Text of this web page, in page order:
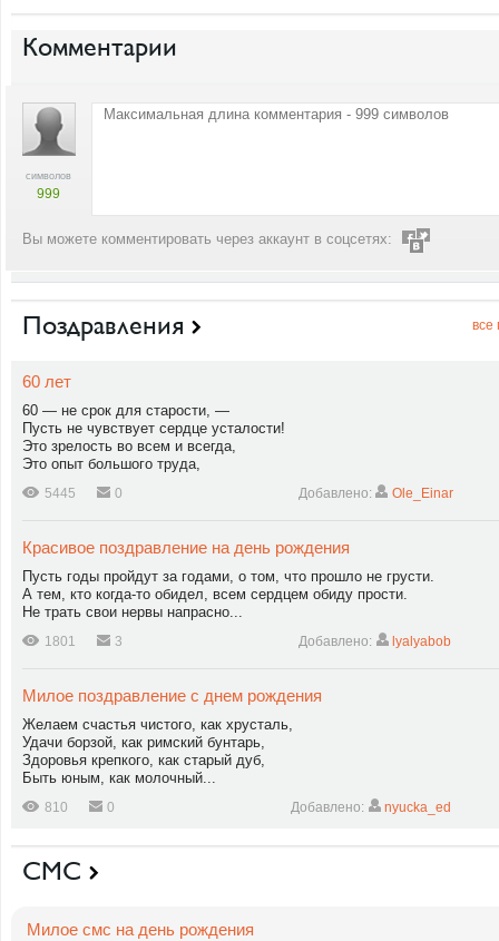
Комментарии
символов
999
Вы можете комментировать через аккаунт в соцсетях:
Поздравления все
60 лет
60 — не срок для старости, —
Пусть не чувствует сердце усталости!
Это зрелость во всем и всегда,
Это опыт большого труда,
5445 0 Добавлено: Ole_Einar
Красивое поздравление на день рождения
Пусть годы пройдут за годами, о том, что прошло не грусти.
А тем, кто когда-то обидел, всем сердцем обиду прости.
Не трать свои нервы напрасно...
1801 3 Добавлено: lyalyabob
Милое поздравление с днем рождения
Желаем счастья чистого, как хрусталь,
Удачи борзой, как римский бунтарь,
Здоровья крепкого, как старый дуб,
Быть юным, как молочный...
810 0 Добавлено: nyucka_ed
СМС
Милое смс на день рождения